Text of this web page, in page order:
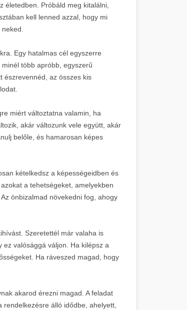
életedben. Próbáld meg kitalálni,
kell lenned azzal, hogy mi
Egy hatalmas cél egyszerre
több apróbb, egyszerű
észrevennéd, az összes kis
miért változtatna valamin, ha
akár változunk vele együtt, akár
belőle, és hamarosan képes
kételkedsz a képességeidben és
a tehetségeket, amelyekben
önbizalmad növekedni fog, ahogy
Szeretettél már valaha is
valósággá váljon. Ha kilépsz a
Ha ráveszed magad, hogy
akarod érezni magad. A feladat
álló idődbe, ahelyett,